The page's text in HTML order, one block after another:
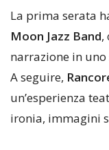
La prima serata
Moon Jazz Band,
narrazione in
A seguire,
un’esperienza
ironia, immagini